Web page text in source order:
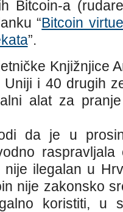
Bitcoin-a
“Bitcoin
”.
Knjižnjice
i 40 drugih
alat za
da je u
nije ilegalan u
nije zakonsko
koristiti, u